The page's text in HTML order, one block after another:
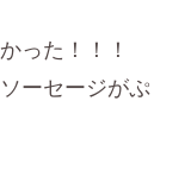
った！！！
ーセージがぷ